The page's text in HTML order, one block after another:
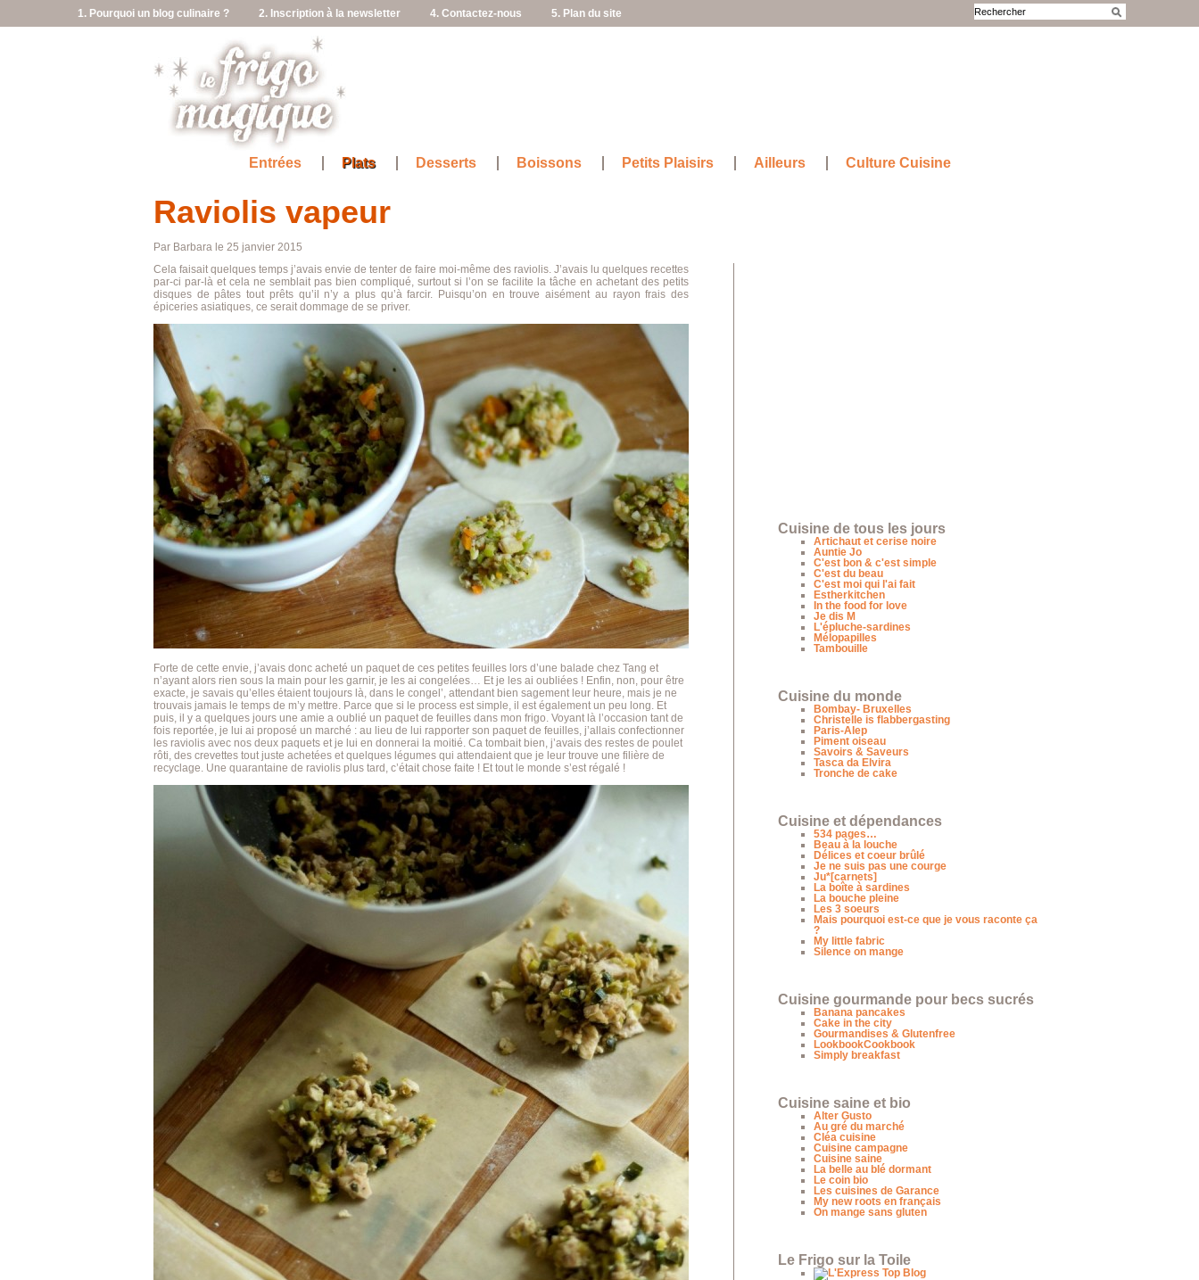
1. Pourquoi un blog culinaire ? 2. Inscription à la newsletter 4. Contactez-nous 5. Plan du site
Entrées Plats Desserts Boissons Petits Plaisirs Ailleurs Culture Cuisine
Raviolis vapeur
Par Barbara le 25 janvier 2015
Cela faisait quelques temps j’avais envie de tenter de faire moi-même des raviolis. J’avais lu quelques recettes
par-ci par-là et cela ne semblait pas bien compliqué, surtout si l’on se facilite la tâche en achetant des petits
disques de pâtes tout prêts qu’il n’y a plus qu’à farcir. Puisqu’on en trouve aisément au rayon frais des
épiceries asiatiques, ce serait dommage de se priver.
Forte de cette envie, j’avais donc acheté un paquet de ces petites feuilles lors d’une balade chez Tang et
n’ayant alors rien sous la main pour les garnir, je les ai congelées… Et je les ai oubliées ! Enfin, non, pour être
exacte, je savais qu’elles étaient toujours là, dans le congel’, attendant bien sagement leur heure, mais je ne
trouvais jamais le temps de m’y mettre. Parce que si le process est simple, il est également un peu long. Et
puis, il y a quelques jours une amie a oublié un paquet de feuilles dans mon frigo. Voyant là l’occasion tant de
fois reportée, je lui ai proposé un marché : au lieu de lui rapporter son paquet de feuilles, j’allais confectionner
les raviolis avec nos deux paquets et je lui en donnerai la moitié. Ca tombait bien, j’avais des restes de poulet
rôti, des crevettes tout juste achetées et quelques légumes qui attendaient que je leur trouve une filière de
recyclage. Une quarantaine de raviolis plus tard, c’était chose faite ! Et tout le monde s’est régalé !
Cuisine de tous les jours
Artichaut et cerise noire
Auntie Jo
C'est bon & c'est simple
C'est du beau
C'est moi qui l'ai fait
Estherkitchen
In the food for love
Je dis M
L'épluche-sardines
Mélopapilles
Tambouille
Cuisine du monde
Bombay- Bruxelles
Christelle is flabbergasting
Paris-Alep
Piment oiseau
Savoirs & Saveurs
Tasca da Elvira
Tronche de cake
Cuisine et dépendances
534 pages…
Beau à la louche
Délices et coeur brûlé
Je ne suis pas une courge
Ju*[carnets]
La boîte à sardines
La bouche pleine
Les 3 soeurs
Mais pourquoi est-ce que je vous raconte ça
?
My little fabric
Silence on mange
Cuisine gourmande pour becs sucrés
Banana pancakes
Cake in the city
Gourmandises & Glutenfree
LookbookCookbook
Simply breakfast
Cuisine saine et bio
Alter Gusto
Au gré du marché
Cléa cuisine
Cuisine campagne
Cuisine saine
La belle au blé dormant
Le coin bio
Les cuisines de Garance
My new roots en français
On mange sans gluten
Le Frigo sur la Toile